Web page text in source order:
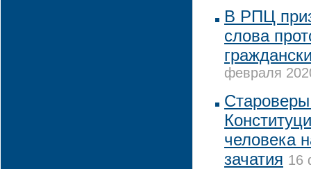
В РПЦ
слова
февраля
человека
зачатия 16